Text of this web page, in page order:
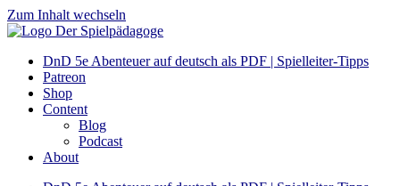
Zum Inhalt wechseln
DnD 5e Abenteuer auf deutsch als PDF | Spielleiter-Tipps
Patreon
Shop
Content
Blog
Podcast
About